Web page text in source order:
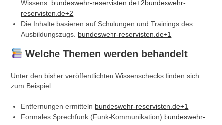
Wissens. bundeswehr-reservisten.de+2bundeswehr-
reservisten.de+2
Die Inhalte basieren auf Schulungen und Trainings des
Ausbildungszugs. bundeswehr-reservisten.de+1
Welche Themen werden behandelt
Unter den bisher veröffentlichten Wissenschecks finden sich
zum Beispiel:
Entfernungen ermitteln bundeswehr-reservisten.de+1
Formales Sprechfunk (Funk-Kommunikation) bundeswehr-